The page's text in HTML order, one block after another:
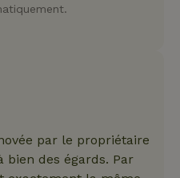
par le propriétaire
bien des égards. Par